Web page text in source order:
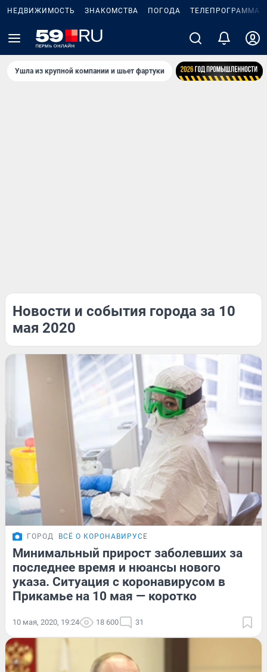
НЕДВИЖИМОСТЬ ЗНАКОМСТВА ПОГОДА ТЕЛЕПРОГРАММА
Ушла из крупной компании и шьет фартуки
Новости и события города за 10
мая 2020
ГОРОД ВСЁ О КОРОНАВИРУСЕ
Минимальный прирост заболевших за
последнее время и нюансы нового
указа. Ситуация с коронавирусом в
Прикамье на 10 мая — коротко
10 мая, 2020, 19:24 18 600 31